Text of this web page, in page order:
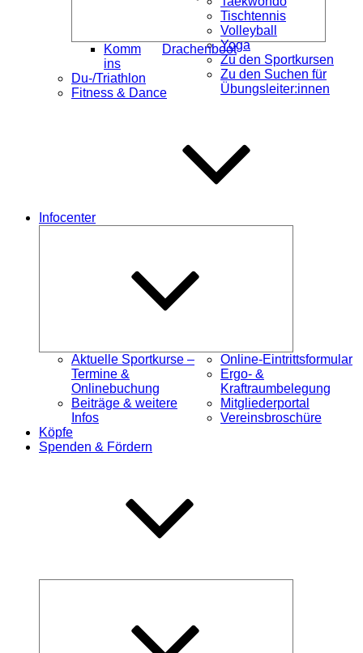
Komm
ins
Drachenboot
Du-/Triathlon
Fitness & Dance
Tischtennis
Volleyball
Yoga
Zu den Sportkursen
Zu den Suchen für
Übungsleiter:innen
Infocenter
Aktuelle Sportkurse –
Termine &
Onlinebuchung
Beiträge & weitere
Infos
Online-Eintrittsformular
Ergo- &
Kraftraumbelegung
Mitgliederportal
Vereinsbroschüre
Köpfe
Spenden & Fördern